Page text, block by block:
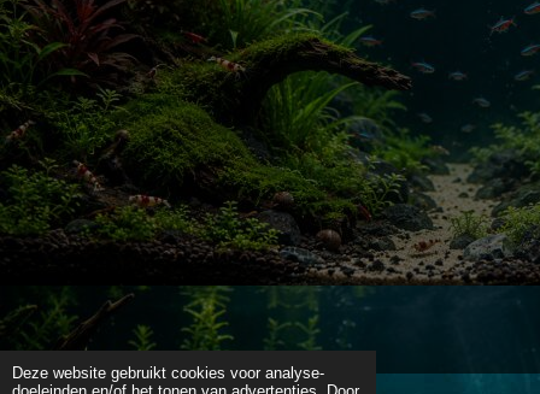
Deze website gebruikt cookies voor analyse-